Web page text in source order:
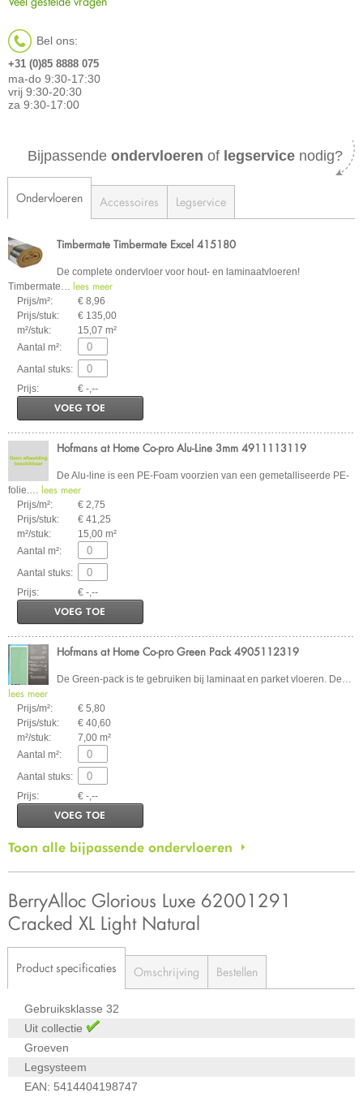
Bel ons:
+31 (0)85 8888 075
ma-do 9:30-17:30
vrij 9:30-20:30
za 9:30-17:00
Bijpassende ondervloeren of legservice nodig?
Ondervloeren Accessoires Legservice
Timbermate Timbermate Excel 415180
De complete ondervloer voor hout- en laminaatvloeren!
Timbermate… lees meer
Prijs/m²:
€ 8,96
Prijs/stuk:
€ 135,00
m²/stuk:
15,07 m²
Aantal m²:
Aantal stuks:
Prijs:
€ -,--
VOEG TOE
Hofmans at Home Co-pro Alu-Line 3mm 4911113119
De Alu-line is een PE-Foam voorzien van een gemetalliseerde PE-
folie.… lees meer
Prijs/m²:
€ 2,75
Prijs/stuk:
€ 41,25
m²/stuk:
15,00 m²
Aantal m²:
Aantal stuks:
Prijs:
€ -,--
VOEG TOE
Hofmans at Home Co-pro Green Pack 4905112319
De Green-pack is te gebruiken bij laminaat en parket vloeren. De…
lees meer
Prijs/m²:
€ 5,80
Prijs/stuk:
€ 40,60
m²/stuk:
7,00 m²
Aantal m²:
Aantal stuks:
Prijs:
€ -,--
VOEG TOE
Toon alle bijpassende ondervloeren
BerryAlloc Glorious Luxe 62001291
Cracked XL Light Natural
Product specificaties Omschrijving Bestellen
Gebruiksklasse 32
Uit collectie
Groeven
Legsysteem
EAN: 5414404198747